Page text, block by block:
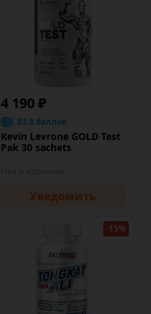
4 190 ₽
83.8 баллов
Kevin Levrone GOLD Test
Pak 30 sachets
Уведомить
-15%